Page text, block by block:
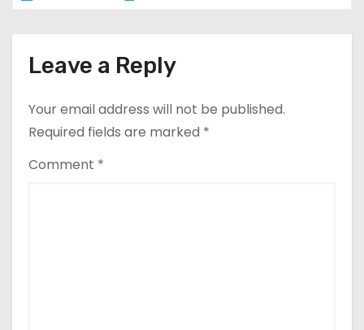
o
Leave a Reply
Your email address will not be published.
Required fields are marked *
Comment *